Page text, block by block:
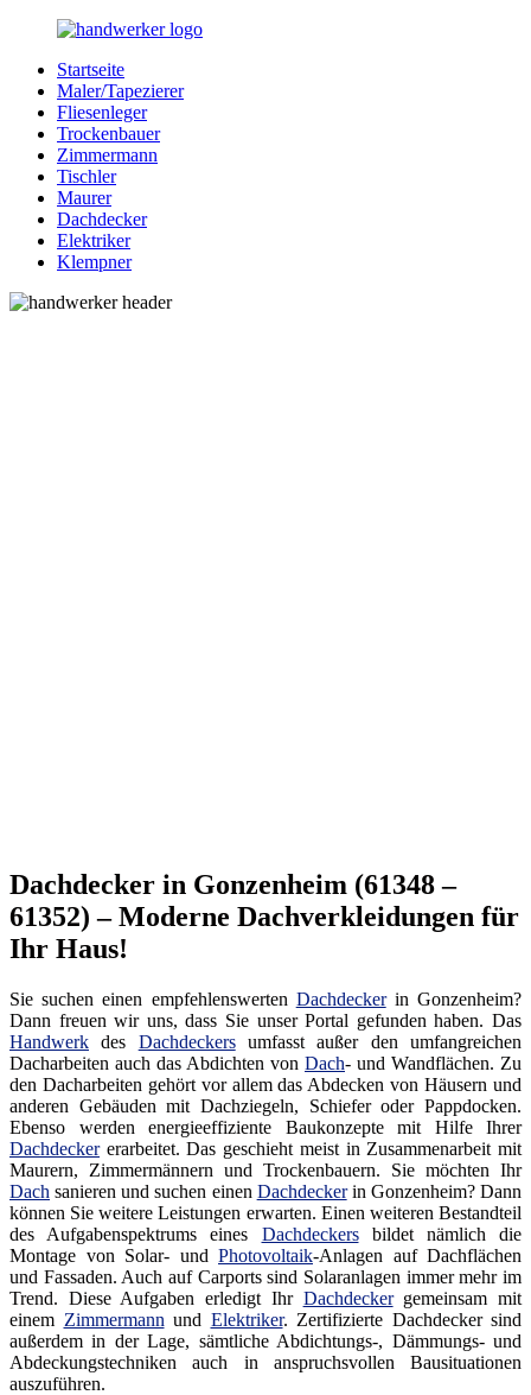
Zurück
Inhalt
Bessere-
Handwerker.de
Handwerker
Ihrer
Nähe
Startseite
Maler/Tapezierer
Fliesenleger
Trockenbauer
Zimmermann
Tischler
Maurer
Dachdecker
Elektriker
Klempner
Dachdecker in Gonzenheim (61348 –
61352) – Moderne Dachverkleidungen für
Ihr Haus!
Sie suchen einen empfehlenswerten Dachdeckerin Gonzenheim?
Dann freuen wir uns, dass Sie unser Portal gefunden haben. Das
Handwerk des Dachdeckersumfasst außer den umfangreichen
Dacharbeiten auch das Abdichten von Dach- und Wandflächen. Zu
den Dacharbeiten gehört vor allem das Abdecken von Häusern und
anderen Gebäuden mit Dachziegeln, Schiefer oder Pappdocken.
Ebenso werden energieeffiziente Baukonzepte mit Hilfe Ihrer
Dachdeckererarbeitet. Das geschieht meist in Zusammenarbeit mit
Maurern, Zimmermännern und Trockenbauern. Sie möchten Ihr
Dach sanieren und suchen einen Dachdeckerin Gonzenheim? Dann
können Sie weitere Leistungen erwarten. Einen weiteren Bestandteil
des Aufgabenspektrums eines Dachdeckersbildet nämlich die
Montage von Solar- und Photovoltaik-Anlagen auf Dachflächen
und Fassaden. Auch auf Carports sind Solaranlagen immer mehr im
Trend. Diese Aufgaben erledigt Ihr Dachdeckergemeinsam mit
einem Zimmermann und Elektriker. Zertifizierte Dachdecker sind
außerdem in der Lage, sämtliche Abdichtungs-, Dämmungs- und
Abdeckungstechniken auch in anspruchsvollen Bausituationen
auszuführen.